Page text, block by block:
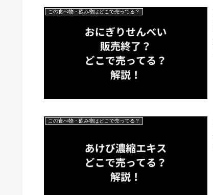
この食べ物・飲み物はどこで売ってる？
この食べ物・飲み物はどこで売ってる？